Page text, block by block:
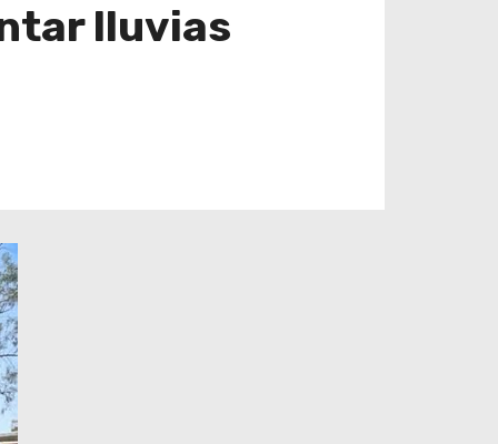
lluvias